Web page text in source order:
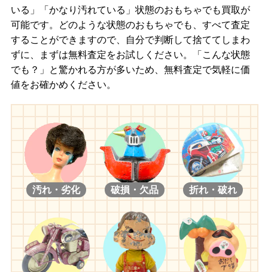
いる」「かなり汚れている」状態のおもちゃでも買取が
可能です。どのような状態のおもちゃでも、すべて査定
することができますので、自分で判断して捨ててしまわ
ずに、まずは無料査定をお試しください。「こんな状態
でも？」と驚かれる方が多いため、無料査定で気軽に価
値をお確かめください。
汚れ・劣化 破損・欠品 折れ・破れ